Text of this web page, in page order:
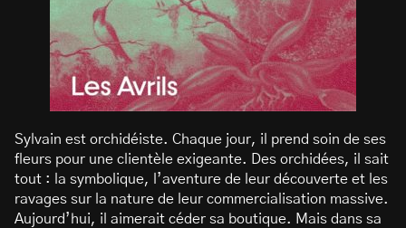
Sylvain est orchidéiste. Chaque jour, il prend soin de ses
fleurs pour une clientèle exigeante. Des orchidées, il sait
tout : la symbolique, l’aventure de leur découverte et les
ravages sur la nature de leur commercialisation massive.
Aujourd’hui, il aimerait céder sa boutique. Mais dans sa